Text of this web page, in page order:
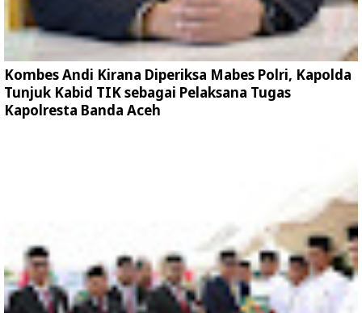
Kombes Andi Kirana Diperiksa Mabes Polri, Kapolda
Tunjuk Kabid TIK sebagai Pelaksana Tugas
Kapolresta Banda Aceh